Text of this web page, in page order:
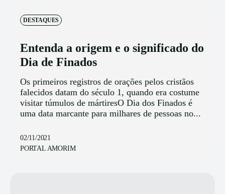
DESTAQUES
Entenda a origem e o significado do
Dia de Finados
Os primeiros registros de orações pelos cristãos
falecidos datam do século 1, quando era costume
visitar túmulos de mártiresO Dia dos Finados é
uma data marcante para milhares de pessoas no...
02/11/2021
PORTAL AMORIM